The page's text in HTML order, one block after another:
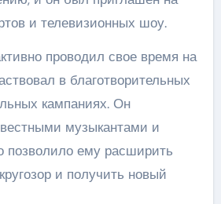
и телевизионных шоу.
проводил свое время на
в благотворительных
кампаниях. Он
музыкантами и
позволило ему расширить
и получить новый